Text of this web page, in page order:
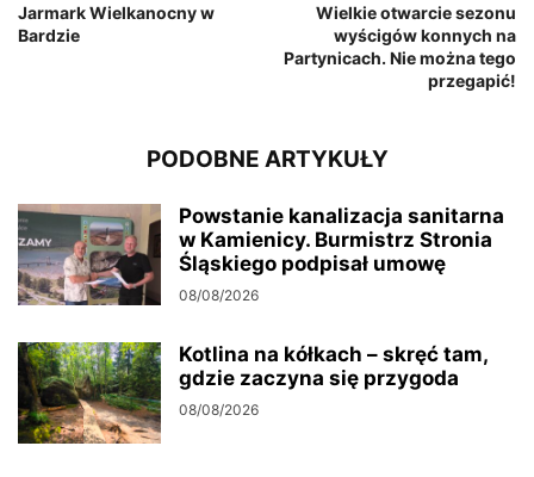
Jarmark Wielkanocny w
Bardzie
Wielkie otwarcie sezonu
wyścigów konnych na
Partynicach. Nie można tego
przegapić!
PODOBNE ARTYKUŁY
Powstanie kanalizacja sanitarna
w Kamienicy. Burmistrz Stronia
Śląskiego podpisał umowę
08/08/2026
Kotlina na kółkach – skręć tam,
gdzie zaczyna się przygoda
08/08/2026